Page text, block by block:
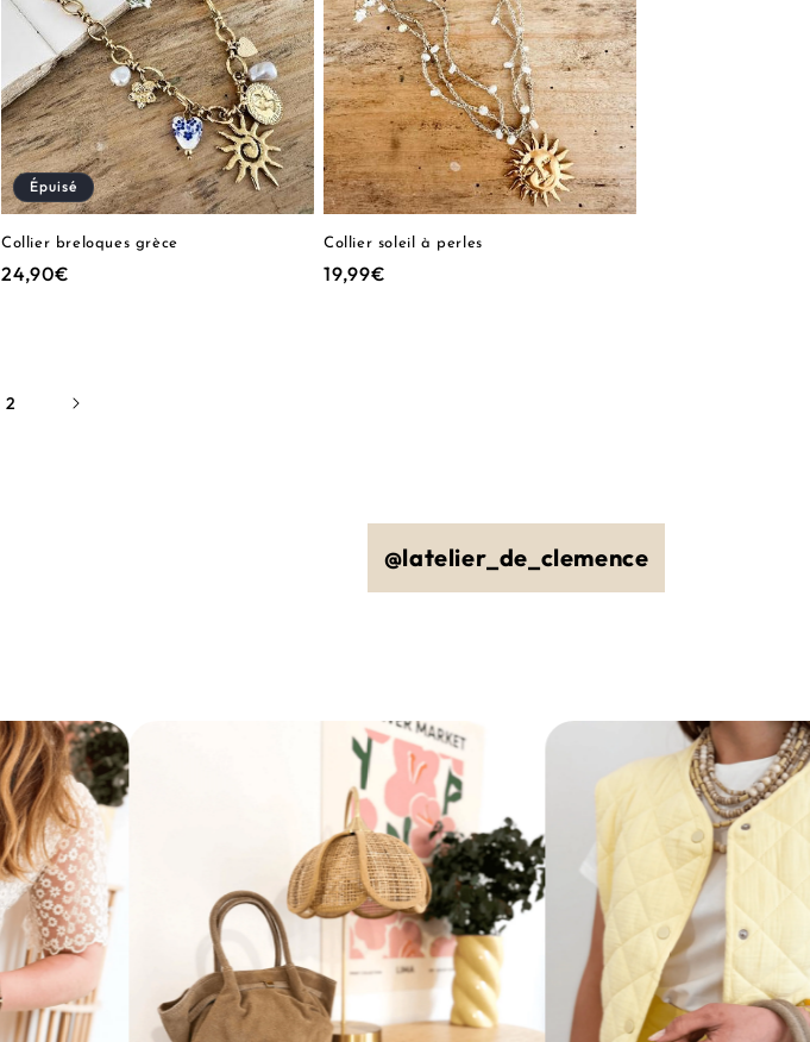
Épuisé
Collier breloques grèce
Prix
24,90€
Collier soleil à perles
Prix
19,99€
2
@latelier_de_clemence